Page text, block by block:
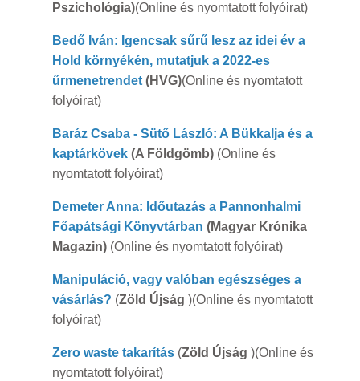
Pszichológia)(Online és nyomtatott folyóirat)
Bedő Iván: Igencsak sűrű lesz az idei év a
Hold környékén, mutatjuk a 2022-es
űrmenetrendet(HVG)(Online és nyomtatott
folyóirat)
Baráz Csaba - Sütő László: A Bükkalja és a
kaptárkövek (A Földgömb) (Online és
nyomtatott folyóirat)
Demeter Anna: Időutazás a Pannonhalmi
Főapátsági Könyvtárban (Magyar Krónika
Magazin) (Online és nyomtatott folyóirat)
Manipuláció, vagy valóban egészséges a
vásárlás? (Zöld Újság )(Online és nyomtatott
folyóirat)
Zero waste takarítás (Zöld Újság )(Online és
nyomtatott folyóirat)